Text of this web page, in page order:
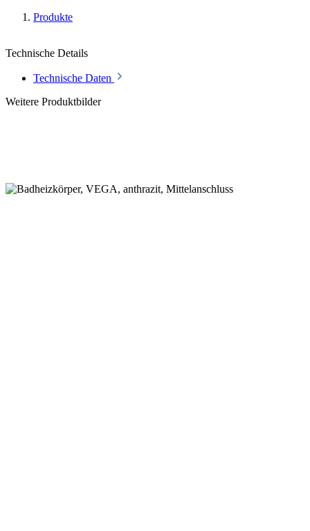
Produkte
Technische Details
Technische Daten
Weitere Produktbilder